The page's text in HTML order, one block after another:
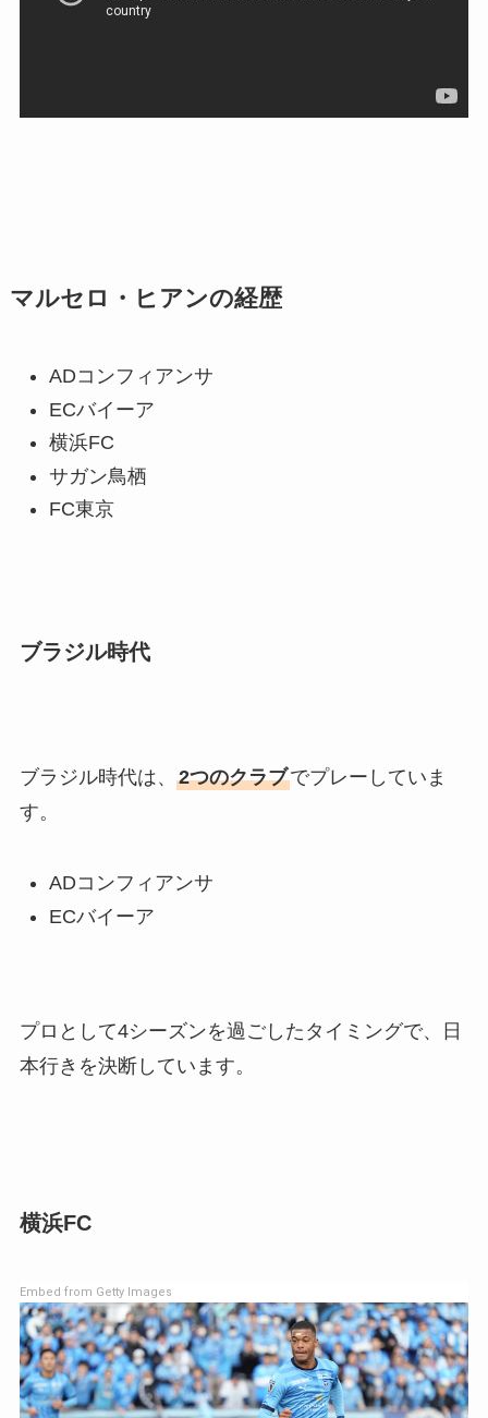
マルセロ・ヒアンの経歴
ADコンフィアンサ
ECバイーア
横浜FC
サガン鳥栖
FC東京
ブラジル時代
ブラジル時代は、 2つのクラブでプレーしていま
す。
ADコンフィアンサ
ECバイーア
プロとして4シーズンを過ごしたタイミングで、日
本行きを決断しています。
横浜FC
Embed from Getty Images